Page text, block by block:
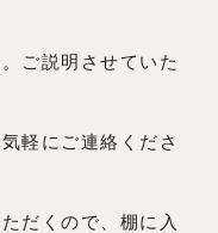
ご説明させていた
軽にご連絡くださ
だくので、棚に入